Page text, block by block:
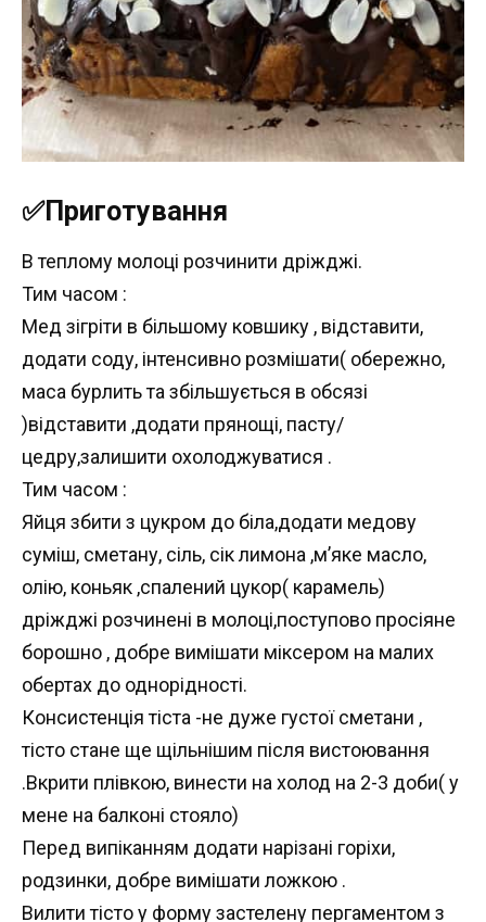
✅Приготування
В теплому молоці розчинити дріжджі.
Тим часом :
Мед зігріти в більшому ковшику , відставити,
додати соду, інтенсивно розмішати( обережно,
маса бурлить та збільшується в обсязі
)відставити ,додати прянощі, пасту/
цедру,залишити охолоджуватися .
Тим часом :
Яйця збити з цукром до біла,додати медову
суміш, сметану, сіль, сік лимона ,м’яке масло,
олію, коньяк ,спалений цукор( карамель)
дріжджі розчинені в молоці,поступово просіяне
борошно , добре вимішати міксером на малих
обертах до однорідності.
Консистенція тіста -не дуже густої сметани ,
тісто стане ще щільнішим після вистоювання
.Вкрити плівкою, винести на холод на 2-3 доби( у
мене на балконі стояло)
Перед випіканням додати нарізані горіхи,
родзинки, добре вимішати ложкою .
Вилити тісто у форму застелену пергаментом з